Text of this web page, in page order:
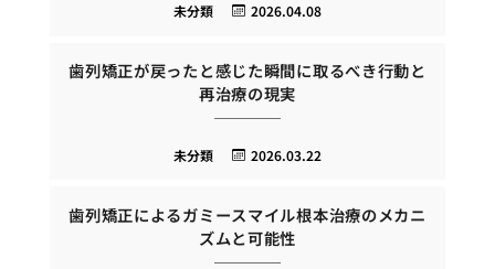
2026.04.08
未分類
歯列矯正が戻ったと感じた瞬間に取るべき行動と
再治療の現実
2026.03.22
未分類
歯列矯正によるガミースマイル根本治療のメカニ
ズムと可能性